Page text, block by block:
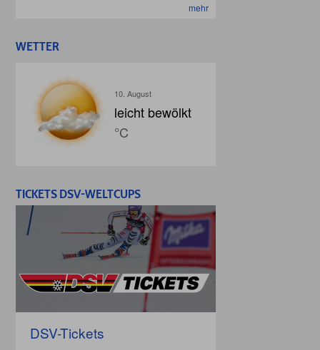
mehr
WETTER
10. August
leicht bewölkt
°C
TICKETS DSV-WELTCUPS
DSV-Tickets